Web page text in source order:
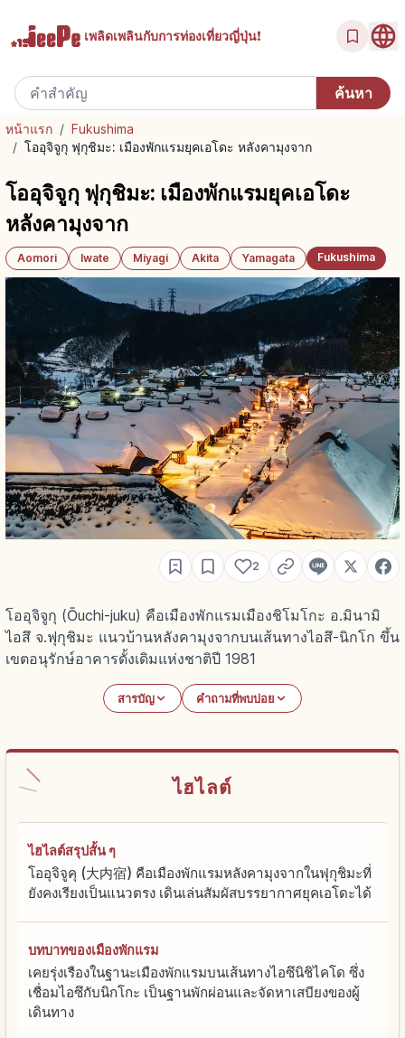
เพลิดเพลินกับการท่องเที่ยวญี่ปุ่น!
หน้าแรก / Fukushima
/ โออุจิจูกุ ฟุกุชิมะ: เมืองพักแรมยุคเอโดะ หลังคามุงจาก
โออุจิจูกุ ฟุกุชิมะ: เมืองพักแรมยุคเอโดะ
หลังคามุงจาก
Aomori Iwate Miyagi Akita Yamagata Fukushima
2
โออุจิจูกุ (Ōuchi-juku) คือเมืองพักแรมเมืองชิโมโกะ อ.มินามิ
ไอสึ จ.ฟุกุชิมะ แนวบ้านหลังคามุงจากบนเส้นทางไอสึ-นิกโก ขึ้น
เขตอนุรักษ์อาคารดั้งเดิมแห่งชาติปี 1981
สารบัญ คำถามที่พบบ่อย
ไฮไลต์
ไฮไลต์สรุปสั้น ๆ
โออุจิจูคุ (大内宿) คือเมืองพักแรมหลังคามุงจากในฟุกุชิมะที่
ยังคงเรียงเป็นแนวตรง เดินเล่นสัมผัสบรรยากาศยุคเอโดะได้
บทบาทของเมืองพักแรม
เคยรุ่งเรืองในฐานะเมืองพักแรมบนเส้นทางไอซึนิชิไคโด ซึ่ง
เชื่อมไอซึกับนิกโกะ เป็นฐานพักผ่อนและจัดหาเสบียงของผู้
เดินทาง